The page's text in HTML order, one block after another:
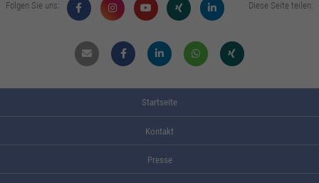
Folgen Sie uns: Diese Seite teilen:
Mail FacebookLinkdin WhatsappXing
Startseite
Kontakt
Presse